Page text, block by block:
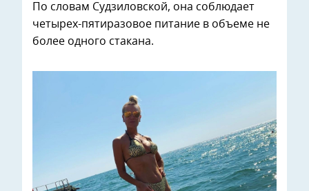
По словам Судзиловской, она соблюдает
четырех-пятиразовое питание в объеме не
более одного стакана.